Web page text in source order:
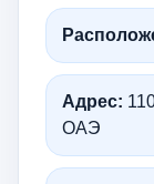
Адрес:
ОАЭ